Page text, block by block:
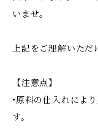
いませ。
上記をご理解いただ
【注意点】
•原料の仕入れによ
す。